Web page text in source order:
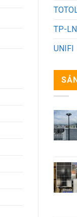
TP-
UNIFI